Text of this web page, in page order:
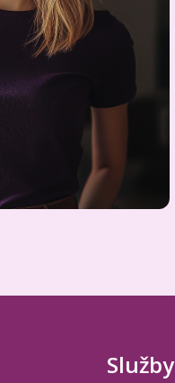
Služby